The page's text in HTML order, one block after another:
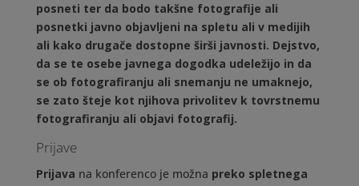
posneti ter da bodo takšne fotografije ali
posnetki javno objavljeni na spletu ali v medijih
ali kako drugače dostopne širši javnosti. Dejstvo,
da se te osebe javnega dogodka udeležijo in da
se ob fotografiranju ali snemanju ne umaknejo,
se zato šteje kot njihova privolitev k tovrstnemu
fotografiranju ali objavi fotografij.
Prijave
Prijava na konferenco je možna preko spletnega